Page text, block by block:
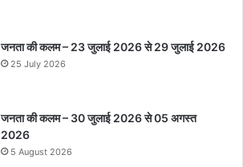
जनता की कलम – 23 जुलाई 2026 से 29 जुलाई 2026
25 July 2026
जनता की कलम – 30 जुलाई 2026 से 05 अगस्त
2026
5 August 2026